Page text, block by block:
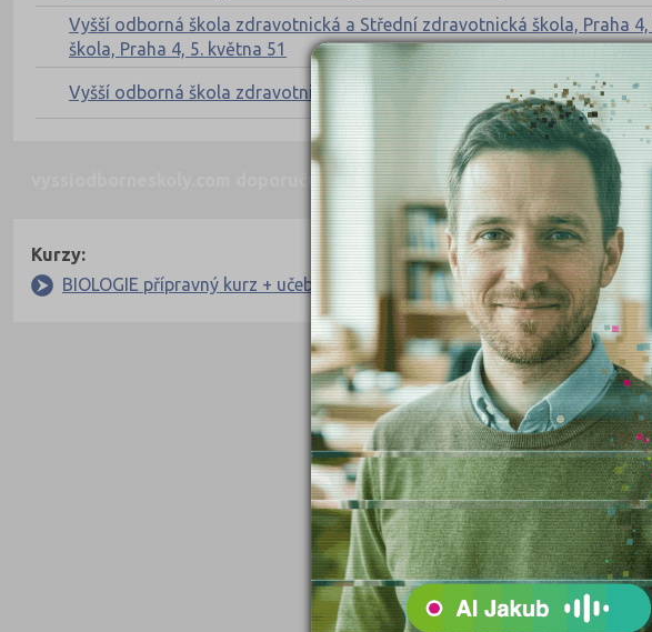
Vyšší odborná škola zdravotnická a Střední zdravotnická škola, Praha 4,
škola, Praha 4, 5. května 51
Vyšší odborná škola zdravotnická Brno, příspěvková organizace-Vyšší
vyssiodborneskoly.com doporučují pro přípravuNahoru
Kurzy:
BIOLOGIE přípravný kurz + učebnice 2026/27
5 590 Kč